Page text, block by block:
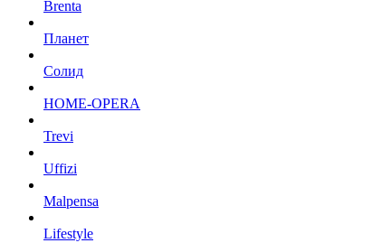
Brenta
Планет
Солид
HOME-OPERA
Trevi
Uffizi
Malpensa
Lifestyle